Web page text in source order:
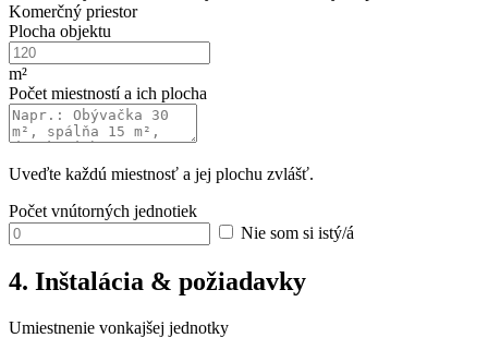
Komerčný priestor
Plocha objektu
m²
Počet miestností a ich plocha
Uveďte každú miestnosť a jej plochu zvlášť.
Počet vnútorných jednotiek
Nie som si istý/á
4. Inštalácia & požiadavky
Umiestnenie vonkajšej jednotky